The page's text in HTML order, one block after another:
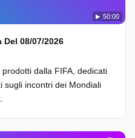
50:00
08/07/2026
dalla FIFA, dedicati
sugli incontri dei Mondiali